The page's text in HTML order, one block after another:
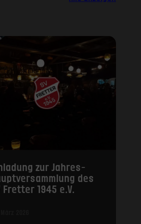
zur Jahres­
des
Fretter 1945 e.V.